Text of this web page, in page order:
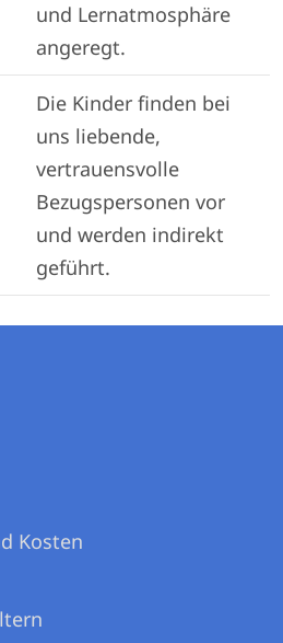
und Lernatmosphäre
angeregt.
Die Kinder finden bei
uns liebende,
vertrauensvolle
Bezugspersonen vor
und werden indirekt
geführt.
Kosten